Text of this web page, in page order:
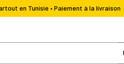
en Tunisie • Paiement à la livraison